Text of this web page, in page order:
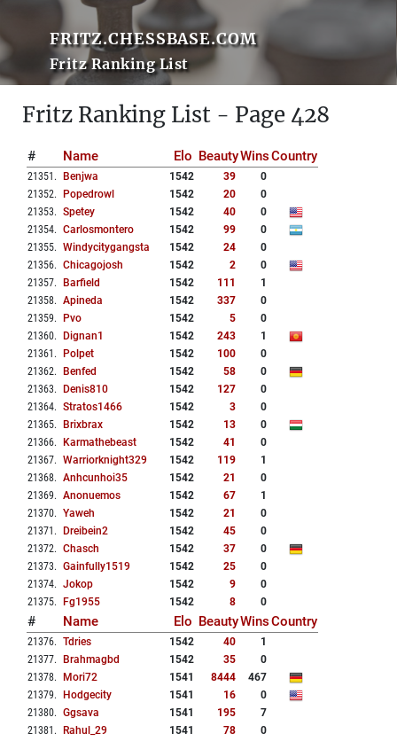
FRITZ.CHESSBASE.COM
Fritz Ranking List
Fritz Ranking List - Page 428
# Name Elo BeautyWinsCountry
21351 . Benjwa 1542 39
0
21352. Popedrowl 1542 20
0
21353. Spetey 1542 40
0
21354. Carlosmontero 1542 99
0
21355. Windycitygangsta 1542 24
0
21356. Chicagojosh 1542 2
0
21357. Barfield 1542 111
1
21358. Apineda 1542 337
0
21359. Pvo 1542 5
0
21360. Dignan1 1542 243
1
21361 . Polpet 1542 100
0
21362. Benfed 1542 58
0
21363. Denis810 1542 127
0
21364. Stratos1466 1542 3
0
21365. Brixbrax 1542 13
0
21366. Karmathebeast 1542 41
0
21367. Warriorknight329 1542 119
1
21368. Anhcunhoi35 1542 21
0
21369. Anonuemos 1542 67
1
21370. Yaweh 1542 21
0
21371 . Dreibein2 1542 45
0
21372. Chasch 1542 37
0
21373. Gainfully1519 1542 25
0
21374. Jokop 1542 9
0
21375. Fg1955 1542 8 0
# Name Elo BeautyWinsCountry
21376. Tdries 1542 40
1
21377. Brahmagbd 1542 35
0
21378. Mori72 1541 8444
467
21379. Hodgecity 1541 16
0
21380. Ggsava 1541 195
7
21381 . Rahul_29 1541 78
0